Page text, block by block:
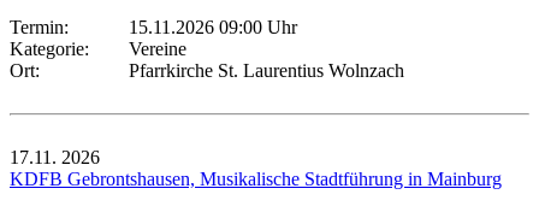
Termin:
15.11.2026 09:00 Uhr
Kategorie:
Vereine
Ort:
Pfarrkirche St. Laurentius Wolnzach
17.11. 2026
KDFB Gebrontshausen, Musikalische Stadtführung in Mainburg